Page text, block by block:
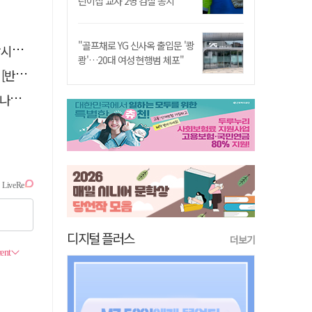
톡]
."
"골프채로 YG 신사옥 출입문 '쾅
쾅'…20대 여성 현행범 체포"
디지털 플러스 더보기